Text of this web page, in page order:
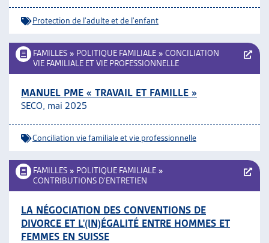
Protection de l'adulte et de l'enfant
FAMILLES » POLITIQUE FAMILIALE » CONCILIATION
VIE FAMILIALE ET VIE PROFESSIONNELLE
MANUEL PME « TRAVAIL ET FAMILLE »
SECO, mai 2025
Conciliation vie familiale et vie professionnelle
FAMILLES » POLITIQUE FAMILIALE »
CONTRIBUTIONS D’ENTRETIEN
LA NÉGOCIATION DES CONVENTIONS DE
DIVORCE ET L'(IN)ÉGALITÉ ENTRE HOMMES ET
FEMMES EN SUISSE